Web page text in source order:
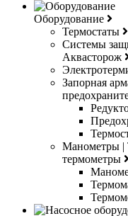
Оборудование
Термостаты
Системы
Аквасторож
Запорная
Манометры |
термометры